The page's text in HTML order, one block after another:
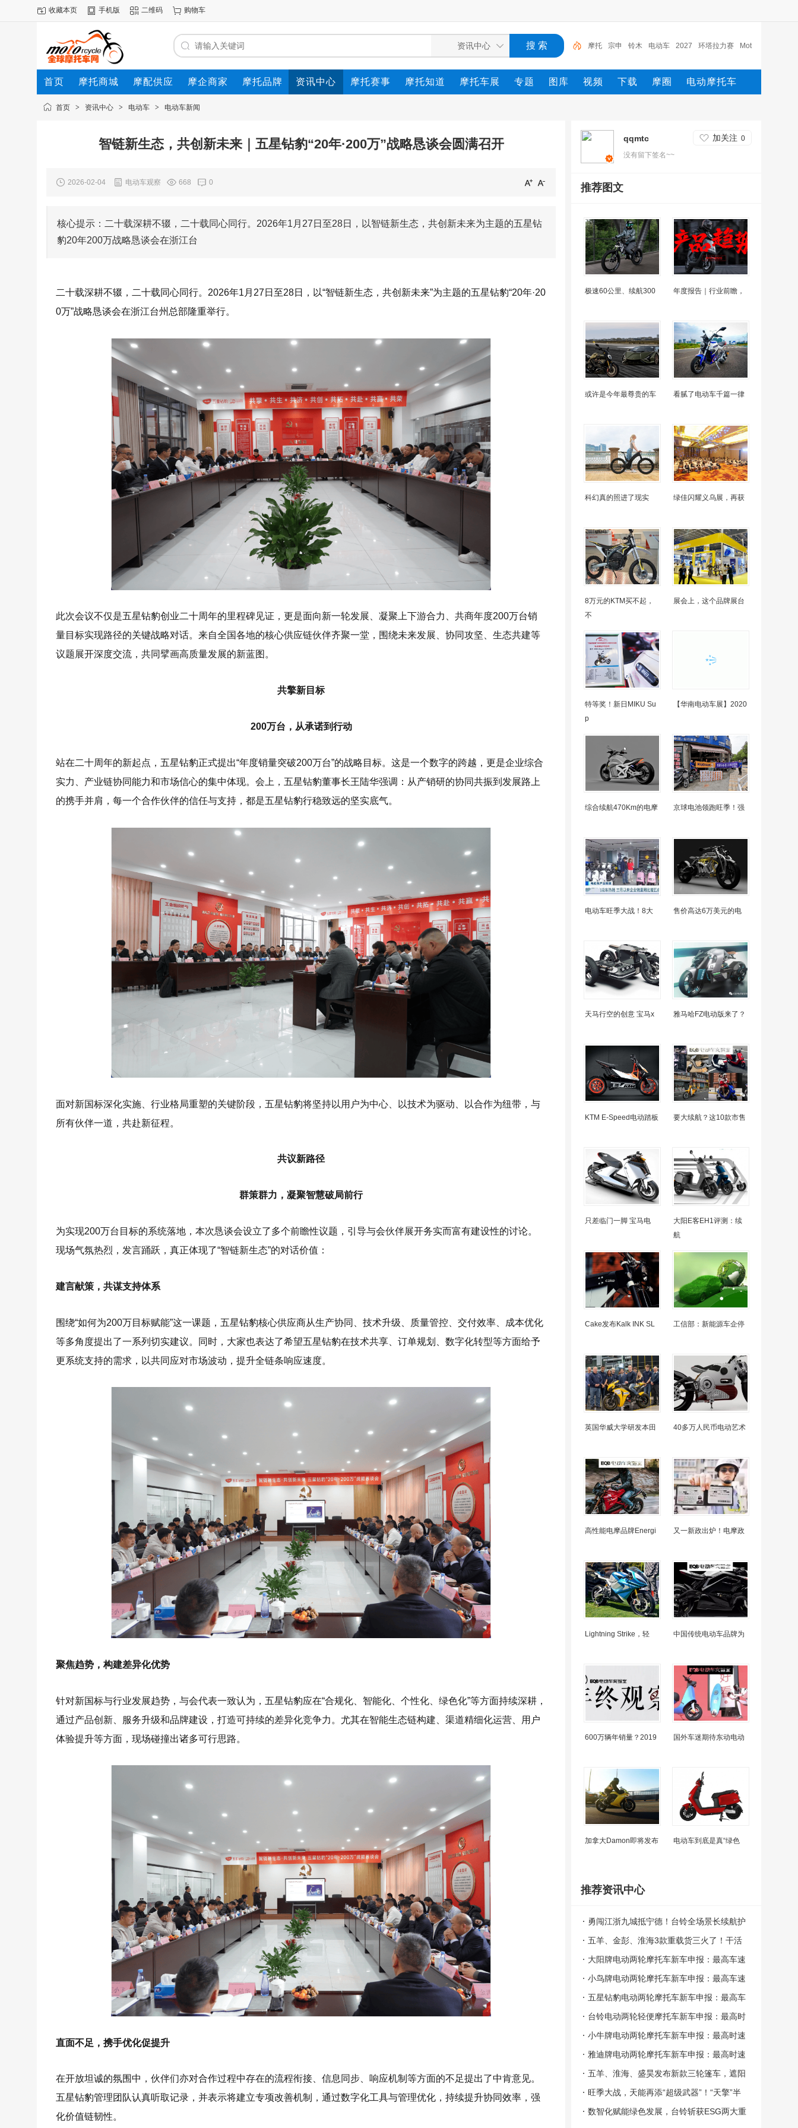
收藏本页 手机版 二维码 购物车
宗申 铃木 电动车 2027 环塔拉力赛 Moto2 M
XGP 摩托车 yamaha 摩托
首页 摩托商城 摩配供应 摩企商家 摩托品牌 资讯中心 摩托赛事 摩托知道 摩托车展 专题 图库 视频 下载 摩圈 电动摩托车
动态首页 > 资讯中心 > 电动车 > 电动车新闻
智链新生态，共创新未来｜五星钻豹“20年·200万”战略恳谈会圆满召开
2026-02-04 电动车观察 668 0
核心提示：二十载深耕不辍，二十载同心同行。2026年1月27日至28日，以智链新生态，共创新未来为主题的五星钻
豹20年200万战略恳谈会在浙江台
二十载深耕不辍，二十载同心同行。2026年1月27日至28日，以“智链新生态，共创新未来”为主题的五星钻豹“20年·20
0万”战略恳谈会在浙江台州总部隆重举行。
此次会议不仅是五星钻豹创业二十周年的里程碑见证，更是面向新一轮发展、凝聚上下游合力、共商年度200万台销
量目标实现路径的关键战略对话。来自全国各地的核心供应链伙伴齐聚一堂，围绕未来发展、协同攻坚、生态共建等
议题展开深度交流，共同擘画高质量发展的新蓝图。
共擎新目标
200万台，从承诺到行动
站在二十周年的新起点，五星钻豹正式提出“年度销量突破200万台”的战略目标。这是一个数字的跨越，更是企业综合
实力、产业链协同能力和市场信心的集中体现。会上，五星钻豹董事长王陆华强调：从产销研的协同共振到发展路上
的携手并肩，每一个合作伙伴的信任与支持，都是五星钻豹行稳致远的坚实底气。
面对新国标深化实施、行业格局重塑的关键阶段，五星钻豹将坚持以用户为中心、以技术为驱动、以合作为纽带，与
所有伙伴一道，共赴新征程。
共议新路径
群策群力，凝聚智慧破局前行
为实现200万台目标的系统落地，本次恳谈会设立了多个前瞻性议题，引导与会伙伴展开务实而富有建设性的讨论。
现场气氛热烈，发言踊跃，真正体现了“智链新生态”的对话价值：
建言献策，共谋支持体系
围绕“如何为200万目标赋能”这一课题，五星钻豹核心供应商从生产协同、技术升级、质量管控、交付效率、成本优化
等多角度提出了一系列切实建议。同时，大家也表达了希望五星钻豹在技术共享、订单规划、数字化转型等方面给予
更系统支持的需求，以共同应对市场波动，提升全链条响应速度。
聚焦趋势，构建差异化优势
针对新国标与行业发展趋势，与会代表一致认为，五星钻豹应在“合规化、智能化、个性化、绿色化”等方面持续深耕，
通过产品创新、服务升级和品牌建设，打造可持续的差异化竞争力。尤其在智能生态链构建、渠道精细化运营、用户
体验提升等方面，现场碰撞出诸多可行思路。
直面不足，携手优化促提升
在开放坦诚的氛围中，伙伴们亦对合作过程中存在的流程衔接、信息同步、响应机制等方面的不足提出了中肯意见。
五星钻豹管理团队认真听取记录，并表示将建立专项改善机制，通过数字化工具与管理优化，持续提升协同效率，强
化价值链韧性。
qqmtc 加关注 0
没有留下签名~~
推荐图文
极速60公里、续航300 年度报告｜行业前瞻，
或许是今年最尊贵的车 看腻了电动车千篇一律
科幻真的照进了现实 绿佳闪耀义乌展，再获
8万元的KTM买不起，
不
展会上，这个品牌展台
特等奖！新日MIKU Su
p
【华南电动车展】2020
综合续航470Km的电摩 京球电池领跑旺季！强
电动车旺季大战！8大 售价高达6万美元的电
天马行空的创意 宝马x 雅马哈FZ电动版来了？
KTM E-Speed电动踏板 要大续航？这10款市售
只差临门一脚 宝马电
大阳E客EH1评测：续
航
Cake发布Kalk INK SL 工信部：新能源车企停
英国华威大学研发本田 40多万人民币电动艺术
高性能电摩品牌Energi 又一新政出炉！电摩政
Lightning Strike，轻 中国传统电动车品牌为
600万辆年销量？2019 国外车迷期待东动电动
加拿大Damon即将发布 电动车到底是真“绿色
推荐资讯中心
勇闯江浙九城抵宁德！台铃全场景长续航护
航山海远征
五羊、金彭、淮海3款重载货三火了！干活
有劲、合规能上牌
大阳牌电动两轮摩托车新车申报：最高车速
51km/h 能否抢占短途代步市场？
小鸟牌电动两轮摩托车新车申报：最高车速
55km/h 能否抢占短途出行市场？
五星钻豹电动两轮摩托车新车申报：最高车
速55km/h 能否俘获用户青睐？
台铃电动两轮轻便摩托车新车申报：最高时
速49km/h 能否抢占短途出行市场？
小牛牌电动两轮摩托车新车申报：最高时速
60km/h配ABS 能否抢占代步市场？
雅迪牌电动两轮摩托车新车申报：最高时速
51km/h 能抢占短途出行市场吗？
五羊、淮海、盛昊发布新款三轮篷车，遮阳
挡雨，驾乘舒适，夏季出行必备！
旺季大战，天能再添“超级武器”！“天擎”半
固态电池即将震撼上市，全国招商同步开启
数智化赋能绿色发展，台铃斩获ESG两大重